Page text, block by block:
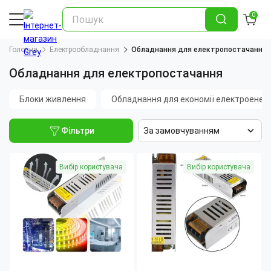
0
Головна Електрообладнання Обладнання для електропостачання
Обладнання для електропостачання
Блоки живлення Обладнання для економії
Фільтри За замовчуванням
Вибір користувача Вибір користувача